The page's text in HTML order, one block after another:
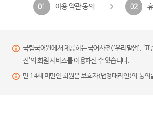
01 이용 약관 동의 02
국립국어원에서 제공하는 국어사전(‘우리말샘’, ‘
전’의 회원 서비스를 이용하실 수 있습니다.
만 14세 미만인 회원은 보호자(법정대리인)의 동의